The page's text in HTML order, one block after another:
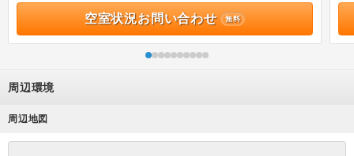
空室状況お問い合わせ 無料
周辺環境
周辺地図